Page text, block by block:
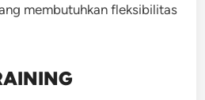
membutuhkan fleksibilitas